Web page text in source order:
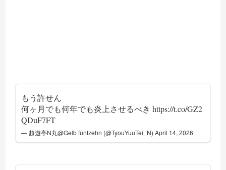
もう許せん
何ヶ月でも何年でも炎上させるべきhttps://t.co/GZ2
QDuF7FT
— 超遊亭N丸@Gelb fünfzehn (@TyouYuuTei_N)April 14, 2026